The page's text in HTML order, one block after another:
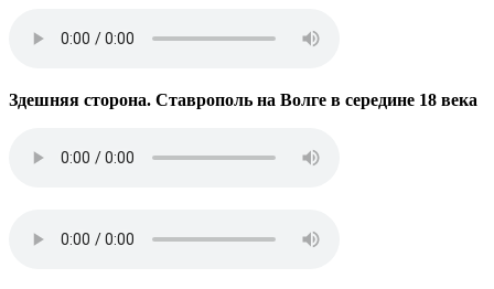
Здешняя сторона. Ставрополь на Волге в середине 18 века